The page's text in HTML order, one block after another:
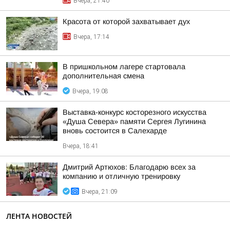
Красота от которой захватывает дух
Вчера, 17:14
В пришкольном лагере стартовала
дополнительная смена
Вчера, 19:08
Выставка-конкурс косторезного искусства
«Душа Севера» памяти Сергея Лугинина
вновь состоится в Салехарде
Вчера, 18:41
Дмитрий Артюхов: Благодарю всех за
компанию и отличную тренировку
Вчера, 21:09
ЛЕНТА НОВОСТЕЙ